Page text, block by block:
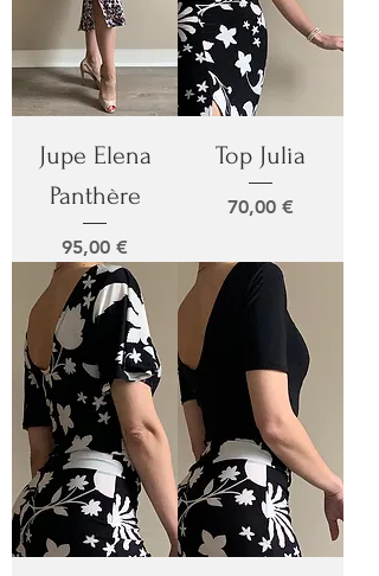
Jupe Elena
Panthère
Prix
95,00 €
Top Julia
Prix
70,00 €